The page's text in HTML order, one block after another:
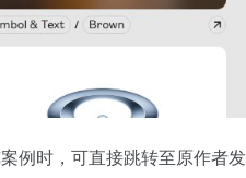
例时，可直接跳转至原作者